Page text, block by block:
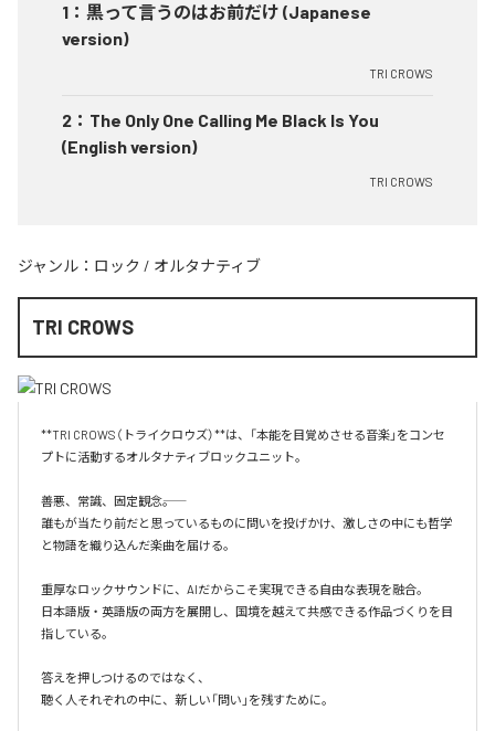
1 ： 黒って言うのはお前だけ (Japanese
version)
TRI CROWS
2 ： The Only One Calling Me Black Is You
(English version)
TRI CROWS
ジャンル： ロック / オルタナティブ
TRI CROWS
**TRI CROWS（トライクロウズ）**は、「本能を目覚めさせる音楽」をコンセ
プトに活動するオルタナティブロックユニット。
善悪、常識、固定観念――。
誰もが当たり前だと思っているものに問いを投げかけ、激しさの中にも哲学
と物語を織り込んだ楽曲を届ける。
重厚なロックサウンドに、AIだからこそ実現できる自由な表現を融合。
日本語版・英語版の両方を展開し、国境を越えて共感できる作品づくりを目
指している。
答えを押しつけるのではなく、
聴く人それぞれの中に、新しい「問い」を残すために。